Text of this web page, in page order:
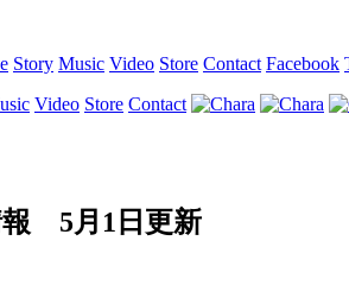
Story Music Video Store Contact Facebook
Video Store Contact
5月1日更新